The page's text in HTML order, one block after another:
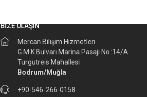
BİZE ULAŞIN
Mercan Bilişim Hizmetleri
G.M.K Bulvarı Marina Pasajı No :14/A
Turgutreis Mahallesi
Bodrum/Muğla
+90-546-266-0158